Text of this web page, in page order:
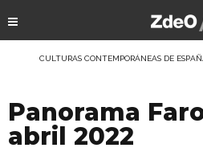
CULTURAS CONTEMPORÁNEAS DE
Panorama
abril 2022